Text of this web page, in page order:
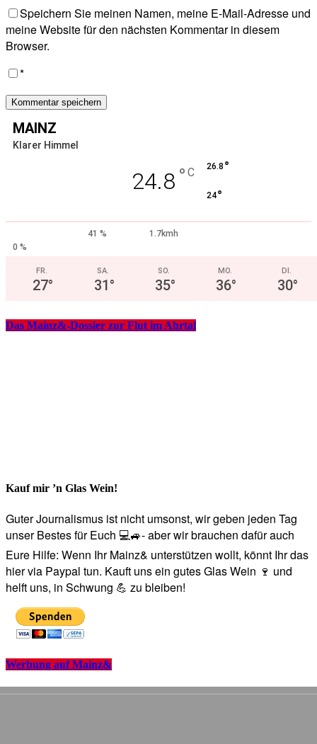
Speichern Sie meinen Namen, meine E-Mail-Adresse und
meine Website für den nächsten Kommentar in diesem
Browser.
*
MAINZ
Klarer Himmel
24.8 ° C 26.8 °
24°
41 %
1.7kmh
0 %
FR.
27°
SA.
31°
SO.
35°
MO.
36°
DI.
30°
Das Mainz&-Dossier zur Flut im Ahrtal
Kauf mir ’n Glas Wein!
Guter Journalismus ist nicht umsonst, wir geben jeden Tag
unser Bestes für Euch 💻🚙- aber wir brauchen dafür auch
Eure Hilfe: Wenn Ihr Mainz& unterstützen wollt, könnt Ihr das
hier via Paypal tun. Kauft uns ein gutes Glas Wein 🍷 und
helft uns, in Schwung 💪 zu bleiben!
Werbung auf Mainz&